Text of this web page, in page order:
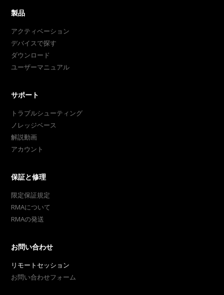
製品
アクティベーション
デバイスで探す
ダウンロード
ユーザーマニュアル
サポート
トラブルシューティング
ノレッジベース
解説動画
アカウント
保証と修理
限定保証規定
RMAについて
RMAの発送
お問い合わせ
リモートセッション
お問い合わせフォーム